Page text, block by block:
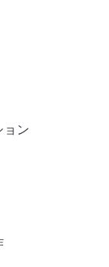
ョン